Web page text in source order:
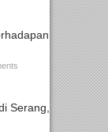
Serang,